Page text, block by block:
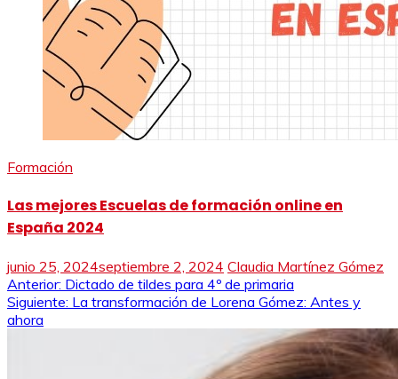
Formación
Las mejores Escuelas de formación online en
España 2024
junio 25, 2024septiembre 2, 2024 Claudia Martínez Gómez
Navegación
de
Anterior: Dictado de tildes para 4º de primaria
Siguiente: La transformación de Lorena Gómez: Antes y
ahora